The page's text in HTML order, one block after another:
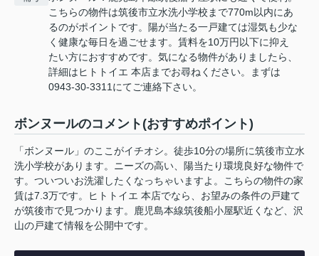
こちらの物件は筑後市立水洗小学校まで770m以内にあ
るのがポイントです。陽が当たる一戸建ては湿気も少な
く健康な毎日を過ごせます。賃料を10万円以下に抑え
たい方におすすめです。気になる物件がありましたら、
詳細はヒトトイエ 本店までお尋ねください。まずは
0943-30-3311にてご連絡下さい。
ボンヌールのコメント(おすすめポイント)
「ボンヌール」のここがイチオシ。徒歩10分の場所に筑後市立水
洗小学校があります。ニーズの高い、陽当たり環境良好な物件で
す。ついついお洗濯したくなっちゃいますよ。こちらの物件の家
賃は7.3万です。ヒトトイエ 本店でなら、お望みの条件の戸建て
が筑後市で見つかります。鹿児島本線筑後船小屋駅近くなど、沢
山の戸建て情報を公開中です。